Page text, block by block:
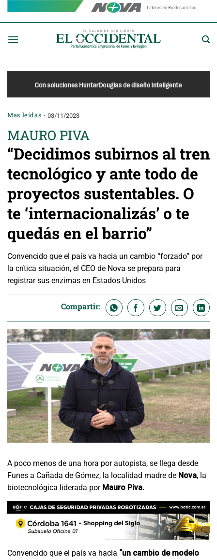
Mas leídas 03/11/2023
MAURO PIVA
“Decidimos subirnos al tren
tecnológico y ante todo de
proyectos sustentables. O
te ‘internacionalizás’ o te
quedás en el barrio”
Convencido que el país va hacia un cambio “forzado” por
la crítica situación, el CEO de Nova se prepara para
registrar sus enzimas en Estados Unidos
Compartir:
A poco menos de una hora por autopista, se llega desde
Funes a Cañada de Gómez, la localidad madre de Nova, la
biotecnológica liderada por Mauro Piva.
Convencido que el país va hacia “un cambio de modelo